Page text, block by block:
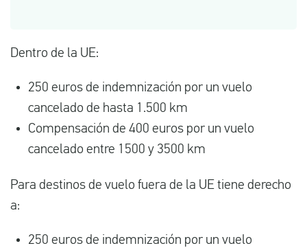
Dentro de la UE:
250 euros de indemnización por un vuelo
cancelado de hasta 1.500 km
Compensación de 400 euros por un vuelo
cancelado entre 1500 y 3500 km
Para destinos de vuelo fuera de la UE tiene derecho
a:
250 euros de indemnización por un vuelo